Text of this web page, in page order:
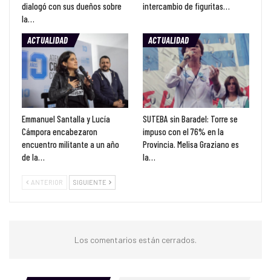
dialogó con sus dueños sobre
la…
intercambio de figuritas…
ACTUALIDAD
Emmanuel Santalla y Lucía
Cámpora encabezaron
encuentro militante a un año
de la…
ACTUALIDAD
SUTEBA sin Baradel: Torre se
impuso con el 76% en la
Provincia. Melisa Graziano es
la…
ANTERIOR SIGUIENTE
Los comentarios están cerrados.